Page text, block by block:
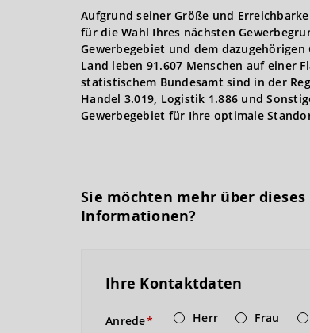
Aufgrund seiner Größe und
für die Wahl Ihres nächsten
Gewerbegebiet und dem
Land leben 91.607 Menschen auf einer
statistischem Bundesamt sind in der
Handel 3.019, Logistik 1.886 und
Gewerbegebiet für Ihre optimale
Sie möchten mehr über
Informationen?
Ihre Kontaktdaten
Anrede Herr Frau